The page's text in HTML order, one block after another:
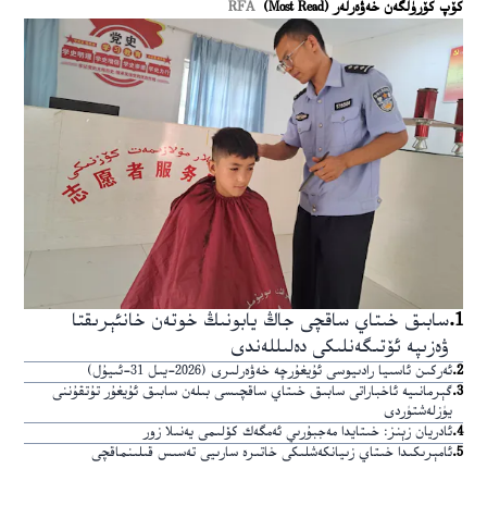
كۆپ كۆرۈلگەن خەۋەرلەر (Most Read) RFA
1
.سابىق خىتاي ساقچى جاڭ يابونىڭ خوتەن خانئېرىقتا
ۋەزىپە ئۆتىگەنلىكى دەلىللەندى
2
.ئەركىن ئاسىيا رادىيوسى ئۇيغۇرچە خەۋەرلىرى (2026-يىل 31-ئىيۇل)
3
.گېرمانىيە ئاخباراتى سابىق خىتاي ساقچىسى بىلەن سابىق ئۇيغۇر تۇتقۇننى
يۈزلەشتۈردى
4
.ئادريان زېنز: خىتايدا مەجبۇرىي ئەمگەك كۆلىمى يەنىلا زور
5
.ئامېرىكىدا خىتاي زىيانكەشلىكى خاتىرە سارىيى تەسىس قىلىنماقچى